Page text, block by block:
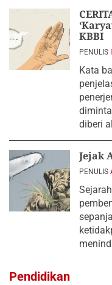
KBBI
PENULIS
Kata
diberi
Jejak
PENULIS
Pendidikan